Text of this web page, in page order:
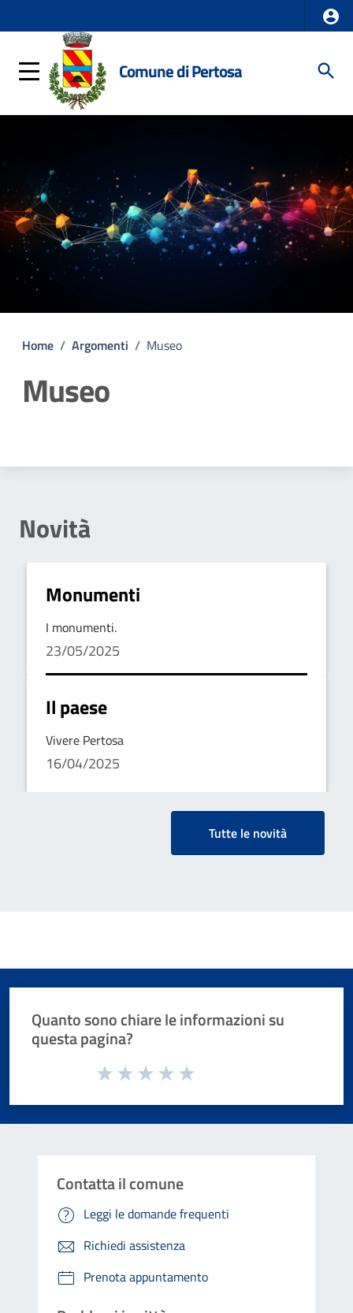
Comune di Pertosa
Home / Argomenti / Museo
Museo
Novità
Monumenti
I monumenti.
23/05/2025
Il paese
Vivere Pertosa
16/04/2025
Tutte le novità
Quanto sono chiare le informazioni su
questa pagina?
Valuta da 1 a 5 stelle la pagina
Contatta il comune
Leggi le domande frequenti
Richiedi assistenza
Prenota appuntamento